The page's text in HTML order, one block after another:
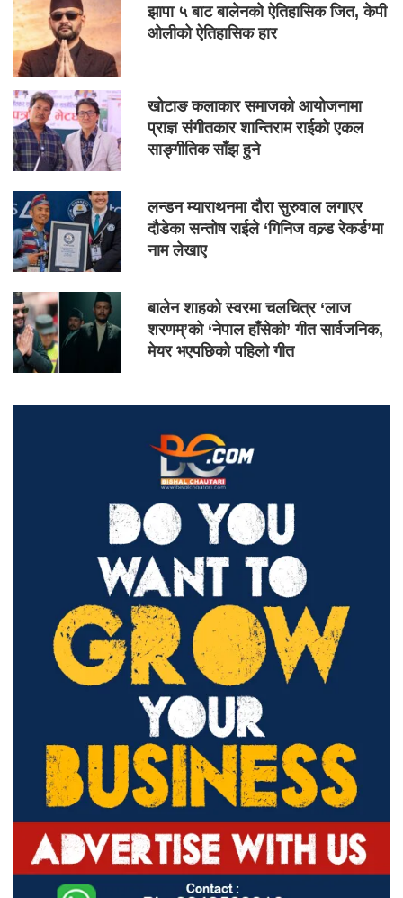
झापा ५ बाट बालेनको ऐतिहासिक जित, केपी
ओलीको ऐतिहासिक हार
खोटाङ कलाकार समाजको आयोजनामा
प्राज्ञ संगीतकार शान्तिराम राईको एकल
साङ्गीतिक साँझ हुने
लन्डन म्याराथनमा दौरा सुरुवाल लगाएर
दौडेका सन्तोष राईले ‘गिनिज वल्र्ड रेकर्ड’मा
नाम लेखाए
बालेन शाहको स्वरमा चलचित्र ‘लाज
शरणम्’को ‘नेपाल हाँसेको’ गीत सार्वजनिक,
मेयर भएपछिको पहिलो गीत